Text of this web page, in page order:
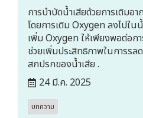
การบำบัดน้ำเสียด้วยการเติมอ
โดยการเติม Oxygen ลงไปใน
เพิ่ม Oxygen ให้เพียงพอต่อก
ช่วยเพิ่มประสิทธิภาพในการรล
สกปรกของน้ำเสีย .
24 มี.ค. 2025
บทความ